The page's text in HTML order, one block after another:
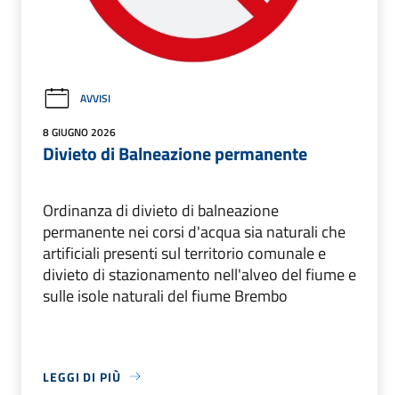
AVVISI
8 GIUGNO 2026
Divieto di Balneazione permanente
Ordinanza di divieto di balneazione
permanente nei corsi d'acqua sia naturali che
artificiali presenti sul territorio comunale e
divieto di stazionamento nell'alveo del fiume e
sulle isole naturali del fiume Brembo
LEGGI DI PIÙ